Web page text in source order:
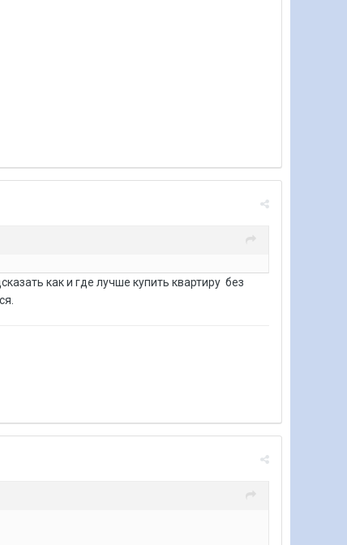
как и где лучше купить квартиру без